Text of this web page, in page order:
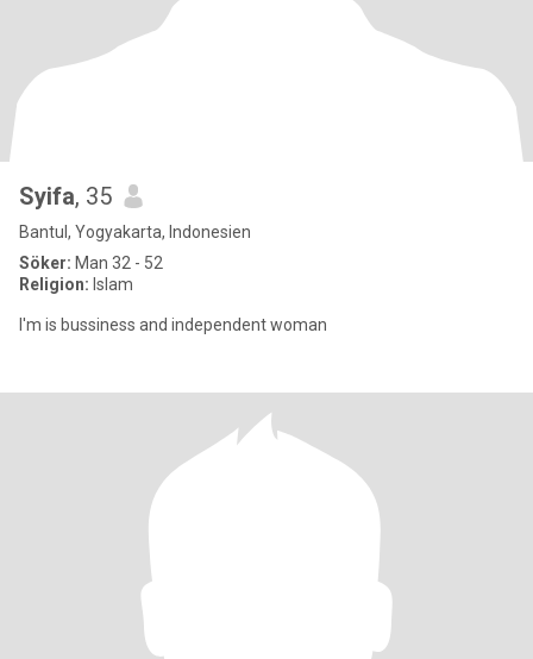
Syifa, 35
Bantul, Yogyakarta, Indonesien
Söker: Man 32 - 52
Religion: Islam
I'm is bussiness and independent woman